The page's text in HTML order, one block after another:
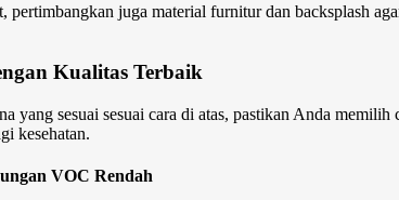
pertimbangkan juga material furnitur dan backsplash
Kualitas Terbaik
yang sesuai sesuai cara di atas, pastikan Anda memilih
kesehatan.
VOC Rendah